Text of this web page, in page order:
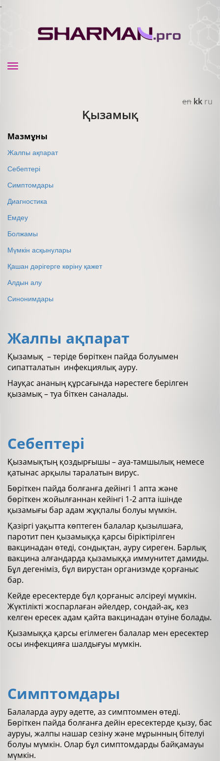
.
en kk ru
Toggle
Қызамық
Мазмұны
Жалпы ақпарат
Себептері
Симптомдары
Диагностика
Емдеу
Болжамы
Мүмкін асқынулары
Қашан дәрігерге көріну қажет
Алдын алу
Синонимдары
Жалпы ақпарат
Қызамық – теріде бөріткен пайда болуымен
сипатталатын инфекциялық ауру.
Науқас ананың құрсағында нәрестеге берілген
қызамық – туа біткен саналады.
Себептері
Қызамықтың қоздырғышы – ауа-тамшылық немесе
қатынас арқылы таралатын вирус.
Бөріткен пайда болғанға дейінгі 1 апта және
бөріткен жойылғаннан кейінгі 1-2 апта ішінде
қызамығы бар адам жұқпалы болуы мүмкін.
Қазіргі уақытта көптеген балалар қызылшаға,
паротит пен қызамыққа қарсы біріктірілген
вакцинадан өтеді, сондықтан, ауру сиреген. Барлық
вакцина алғандарда қызамыққа иммунитет дамиды.
Бұл дегеніміз, бұл вирустан организмде қорғаныс
бар.
Кейде ересектерде бұл қорғаныс әлсіреуі мүмкін.
Жүктілікті жоспарлаған әйелдер, сондай-ақ, кез
келген ересек адам қайта вакцинадан өтуіне болады.
Қызамыққа қарсы егілмеген балалар мен ересектер
осы инфекцияға шалдығуы мүмкін.
Симптомдары
Балаларда ауру әдетте, аз симптоммен өтеді.
Бөріткен пайда болғанға дейін ересектерде қызу, бас
ауруы, жалпы нашар сезіну және мұрынның бітелуі
болуы мүмкін. Олар бұл симптомдарды байқамауы
мүмкін.